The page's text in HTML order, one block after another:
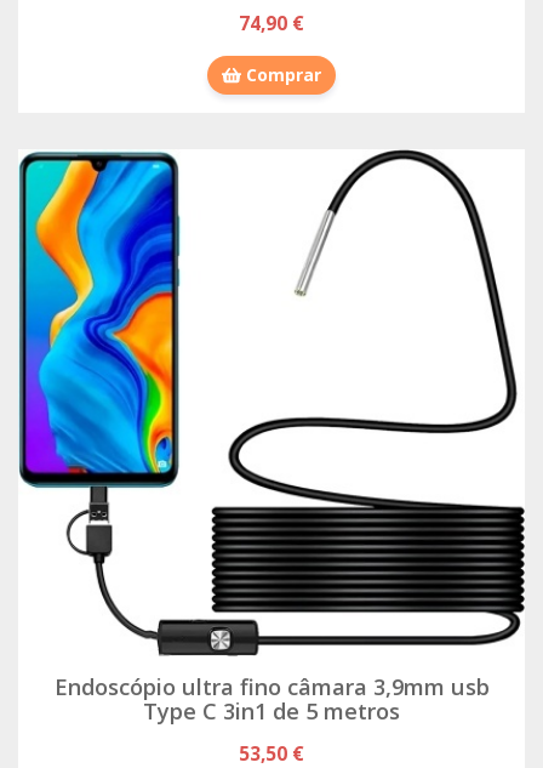
74,90 €
Comprar
Endoscópio ultra fino câmara 3,9mm usb
Type C 3in1 de 5 metros
53,50 €